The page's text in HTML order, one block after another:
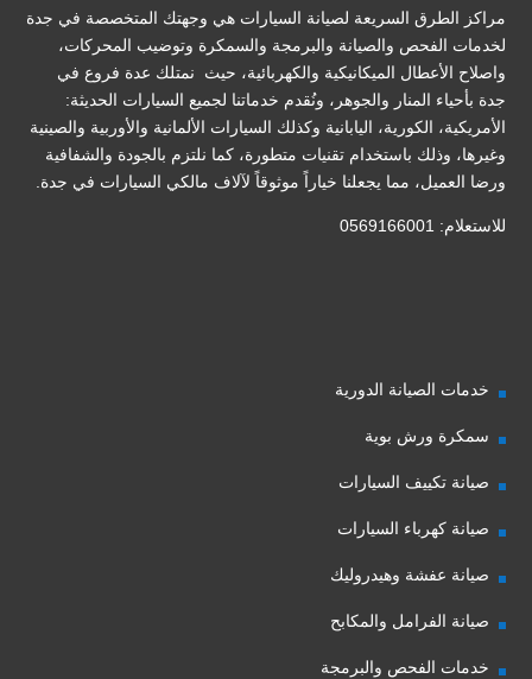
مراكز الطرق السريعة لصيانة السيارات هي وجهتك المتخصصة في جدة
لخدمات الفحص والصيانة والبرمجة والسمكرة وتوضيب المحركات،
واصلاح الأعطال الميكانيكية والكهربائية، حيث نمتلك عدة فروع في
جدة بأحياء المنار والجوهر، ونُقدم خدماتنا لجميع السيارات الحديثة:
الأمريكية، الكورية، اليابانية وكذلك السيارات الألمانية والأوربية والصينية
وغيرها، وذلك باستخدام تقنيات متطورة، كما نلتزم بالجودة والشفافية
ورضا العميل، مما يجعلنا خياراً موثوقاً لآلاف مالكي السيارات في جدة.
للاستعلام: 0569166001
خدمات الصيانة الدورية
سمكرة ورش بوية
صيانة تكييف السيارات
صيانة كهرباء السيارات
صيانة عفشة وهيدروليك
صيانة الفرامل والمكابح
خدمات الفحص والبرمجة